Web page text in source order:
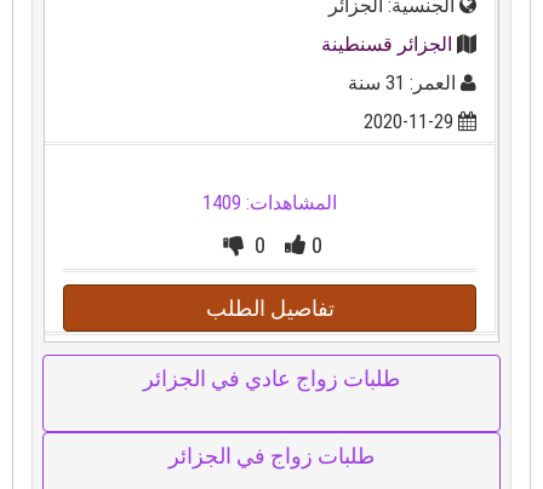
الجنسية: الجزائر
الجزائر قسنطينة
العمر: 31 سنة
2020-11-29
المشاهدات: 1409
0
0
تفاصيل الطلب
طلبات زواج عادي في الجزائر
طلبات زواج في الجزائر